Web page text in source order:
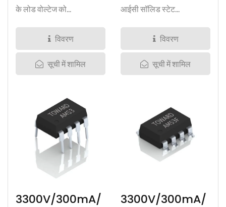
के लोड वोल्टेज को...
विवरण
सूची में शामिल
आईसी सॉलिड स्टेट...
विवरण
सूची में शामिल
3300V/300mA/
3300V/300mA/